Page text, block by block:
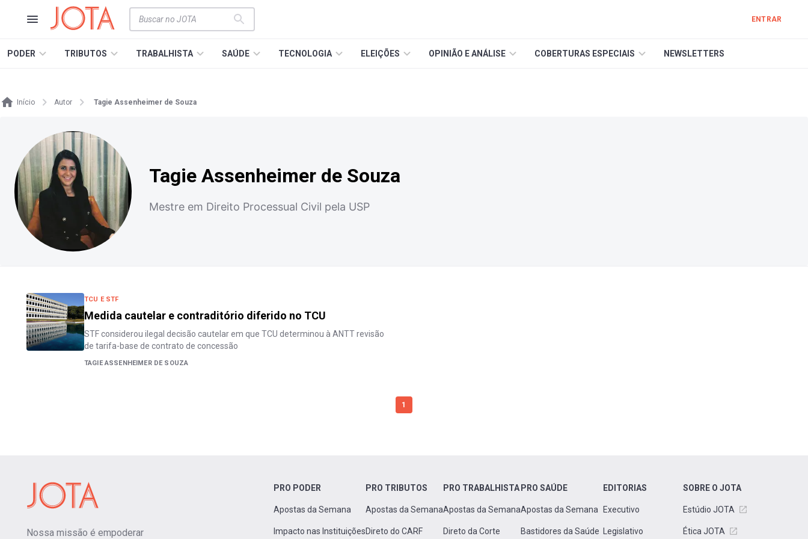
ENTRAR
PODER TRIBUTOS TRABALHISTA SAÚDE TECNOLOGIA ELEIÇÕES OPINIÃO E ANÁLISE COBERTURAS ESPECIAIS NEWSLETTERS
Início Autor Tagie Assenheimer de Souza
Tagie Assenheimer de Souza
Mestre em Direito Processual Civil pela USP
TCU E STF
Medida cautelar e contraditório diferido no TCU
STF considerou ilegal decisão cautelar em que TCU determinou à ANTT revisão
de tarifa-base de contrato de concessão
TAGIE ASSENHEIMER DE SOUZA
1
Nossa missão é empoderar
PRO PODER
Apostas da Semana
Impacto nas Instituições
PRO TRIBUTOS
Apostas da Semana
Direto do CARF
PRO TRABALHISTA
Apostas da Semana
Direto da Corte
PRO SAÚDE
Apostas da Semana
Bastidores da Saúde
EDITORIAS
Executivo
Legislativo
SOBRE O JOTA
Estúdio JOTA
Ética JOTA